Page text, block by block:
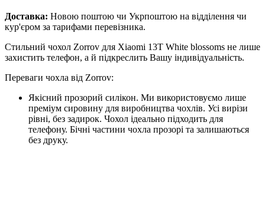
Доставка: Новою поштою чи Укрпоштою на відділення чи
кур'єром за тарифами перевізника.
Стильний чохол Zorrov для Xiaomi 13T White blossoms не лише
захистить телефон, а й підкреслить Вашу індивідуальність.
Переваги чохла від Zorrov:
Якісний прозорий силікон. Ми використовуємо лише
преміум сировину для виробництва чохлів. Усі вирізи
рівні, без задирок. Чохол ідеально підходить для
телефону. Бічні частини чохла прозорі та залишаються
без друку.